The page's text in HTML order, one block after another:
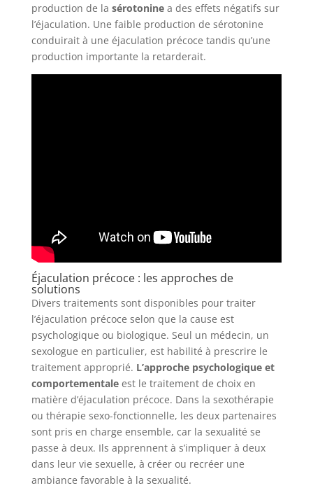
production de la sérotoninea des effets négatifs sur
l’éjaculation. Une faible production de sérotonine
conduirait à une éjaculation précoce tandis qu’une
production importante la retarderait.
Éjaculation précoce : les approches de
solutions
Divers traitements sont disponibles pour traiter
l’éjaculation précoce selon que la cause est
psychologique ou biologique. Seul un médecin, un
sexologue en particulier, est habilité à prescrire le
traitement approprié. L’approche psychologique et
comportementaleest le traitement de choix en
matière d’éjaculation précoce. Dans la sexothérapie
ou thérapie sexo-fonctionnelle, les deux partenaires
sont pris en charge ensemble, car la sexualité se
passe à deux. Ils apprennent à s’impliquer à deux
dans leur vie sexuelle, à créer ou recréer une
ambiance favorable à la sexualité.